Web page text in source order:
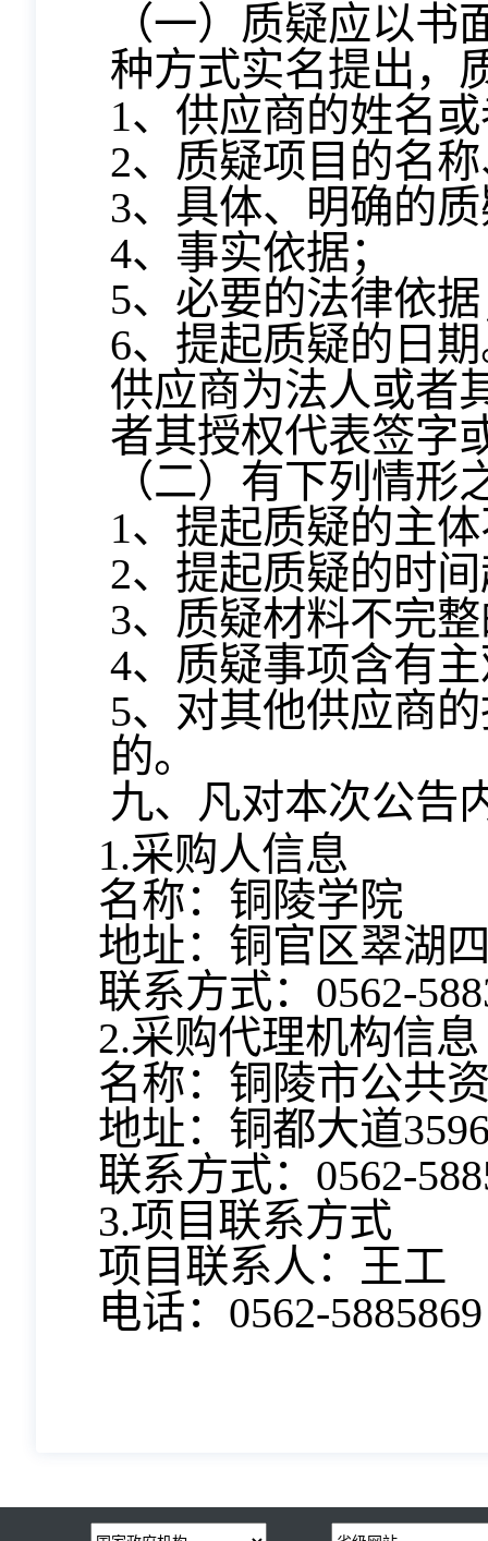
（一）质疑应以
种方式实名提出，
1、供应商的姓名
2、质疑项目的名
3、具体、明确的
4、事实依据；
5、必要的法律依
6、提起质疑的日
供应商为法人或者
者其授权代表签字
（二）有下列情
1、提起质疑的主
2、提起质疑的时
3、质疑材料不完
4、质疑事项含有
5、对其他供应商
的。
九、凡对本次公告
1.采购人信息
名称：铜陵学院
地址：铜官区翠湖
联系方式：0562-
2.采购代理机构信息
名称：铜陵市公共
地址：铜都大道
联系方式：0562-
3.项目联系方式
项目联系人：王工
电话：0562-5885869